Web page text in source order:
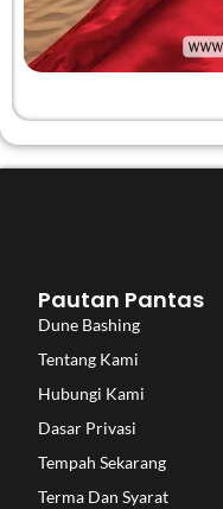
Pautan Pantas
Dune Bashing
Tentang Kami
Hubungi Kami
Dasar Privasi
Tempah Sekarang
Terma Dan Syarat